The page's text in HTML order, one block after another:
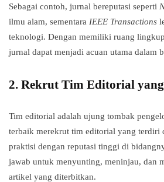
Sebagai contoh, jurnal bereputasi seperti
ilmu alam, sementara IEEE Transactions
teknologi. Dengan memiliki ruang
jurnal dapat menjadi acuan utama dalam
2. Rekrut Tim Editorial
Tim editorial adalah ujung tombak
terbaik merekrut tim editorial yang terdiri
praktisi dengan reputasi tinggi di
jawab untuk menyunting, meninjau, dan
artikel yang diterbitkan.